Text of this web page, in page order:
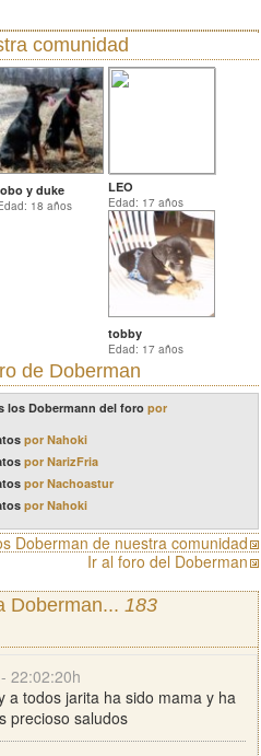
comunidad
y duke
18 años
LEO
Edad: 17 años
tobby
Edad: 17 años
de Doberman
los Dobermann del foro por
por Nahoki
por NarizFria
por Nachoastur
por Nahoki
Doberman de nuestra comunidad
Ir al foro del Doberman
Doberman... 183
22:02:20h
a todos jarita ha sido mama y ha
precioso saludos